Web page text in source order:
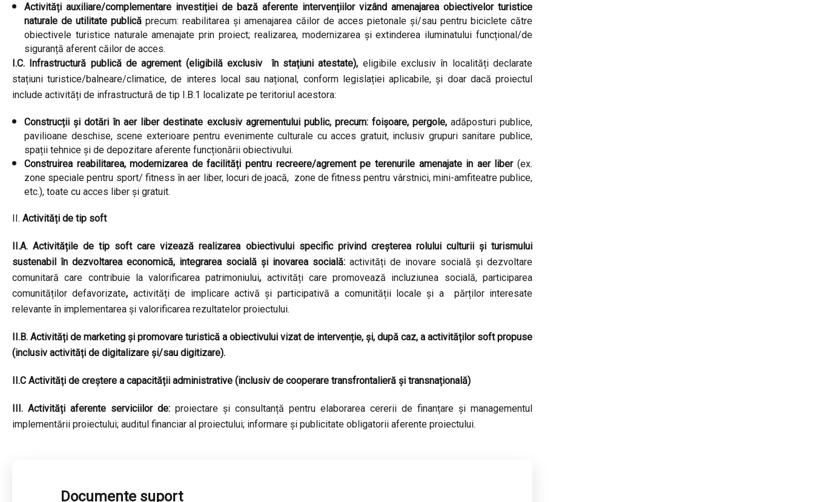
Activități auxiliare/complementare investiției de bază aferente intervențiilor vizând amenajarea obiectivelor turistice
naturale de utilitate publicăprecum: reabilitarea și amenajarea căilor de acces pietonale și/sau pentru biciclete către
obiectivele turistice naturale amenajate prin proiect; realizarea, modernizarea și extinderea iluminatului funcțional/de
siguranță aferent căilor de acces.
I.C. Infrastructură publică de agrement (eligibilă exclusiv în stațiuni atestate), eligibile exclusiv în localități declarate
stațiuni turistice/balneare/climatice, de interes local sau național, conform legislației aplicabile, și doar dacă proiectul
include activități de infrastructură de tip I.B.1 localizate pe teritoriul acestora:
Construcții și dotări în aer liber destinate exclusiv agrementului public, precum: foișoare, pergole,adăposturi publice,
pavilioane deschise, scene exterioare pentru evenimente culturale cu acces gratuit, inclusiv grupuri sanitare publice,
spații tehnice și de depozitare aferente funcționării obiectivului.
Construirea reabilitarea, modernizarea de facilități pentru recreere/agrement pe terenurile amenajate in aer liber(ex.
zone speciale pentru sport/ fitness în aer liber, locuri de joacă, zone de fitness pentru vârstnici, mini-amfiteatre publice,
etc.), toate cu acces liber și gratuit.
II. Activități de tip soft
II.A. Activitățile de tip soft care vizează realizarea obiectivului specific privind creșterea rolului culturii și turismului
sustenabil în dezvoltarea economică, integrarea socială și inovarea socială: activități de inovare socială și dezvoltare
comunitară care contribuie la valorificarea patrimoniului, activități care promovează incluziunea socială, participarea
comunităților defavorizate, activități de implicare activă și participativă a comunității locale și a părților interesate
relevante în implementarea și valorificarea rezultatelor proiectului.
II.B. Activități de marketing și promovare turistică a obiectivului vizat de intervenție, și, după caz, a activităților soft propuse
(inclusiv activități de digitalizare și/sau digitizare).
II.C Activități de creștere a capacității administrative (inclusiv de cooperare transfrontalieră și transnațională)
III. Activități aferente serviciilor de: proiectare și consultanță pentru elaborarea cererii de finanțare și managementul
implementării proiectului; auditul financiar al proiectului; informare și publicitate obligatorii aferente proiectului.
Documente suport